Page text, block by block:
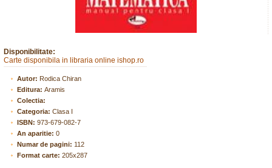
Disponibilitate:
Carte disponibila in libraria online ishop.ro
Autor: Rodica Chiran
Editura: Aramis
Colectia:
Categoria: Clasa I
ISBN: 973-679-082-7
An aparitie: 0
Numar de pagini: 112
Format carte: 205x287